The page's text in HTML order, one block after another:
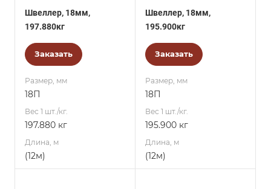
Швеллер, 18мм,
197.880кг
Заказать
Размер, мм
18П
Вес 1 шт./кг.
197.880 кг
Длина, м
(12м)
Швеллер, 18мм,
195.900кг
Заказать
Размер, мм
18П
Вес 1 шт./кг.
195.900 кг
Длина, м
(12м)